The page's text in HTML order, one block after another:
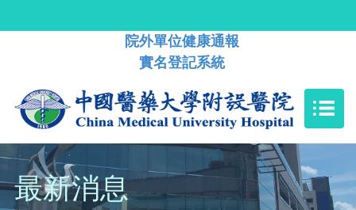
院外單位健康通報
實名登記系統
最新消息